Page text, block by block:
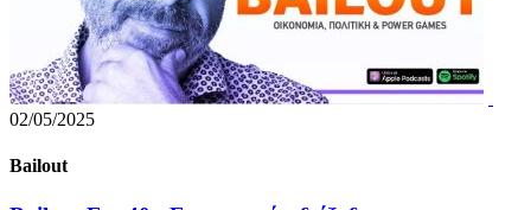
02/05/2025
Bailout